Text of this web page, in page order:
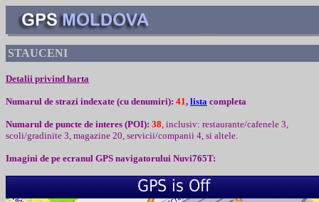
STAUCENI
Detalii privind harta
Numarul de strazi indexate (cu denumiri): 41, lista completa
Numarul de puncte de interes (POI): 38, inclusiv: restaurante/cafenele 3,
scoli/gradinite 3, magazine 20, servicii/companii 4, si altele.
Imagini de pe ecranul GPS navigatorului Nuvi765T: